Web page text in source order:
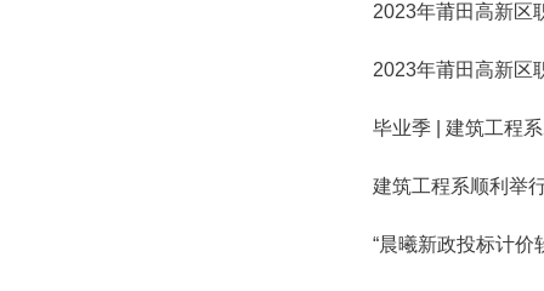
2023年莆田高新区
2023年莆田高新区
毕业季 | 建筑工程
建筑工程系顺利举
“晨曦新政投标计价